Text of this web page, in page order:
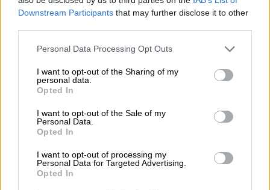
Downstream Participants that may further disclose it to other
Please note that this website/app uses one or more Google
not limited to your visit or usage behaviour. You may click to
grant or deny consent to Google and its third-party tags to
use your data for below specified purposes in below Google
consent section.
Personal Data Processing Opt Outs
I want to opt-out of the Sharing of my
personal data.
Opted In
I want to opt-out of the Sale of my
Personal Data.
Opted In
I want to opt-out of processing my
Personal Data for Targeted Advertising.
Opted In
Προτείνωτηναπαλλαγή και των δύο, της
Ελένης Τουλουπάκη για το αδίκημα της
κατάχρησης εξουσίας και του Δημήτρη
ίδιο αδίκημα». Κατά την εισαγγελέα «η
αναφοράτων τριών βουλευτών του ΠΑΣΟΚ
κατά του τότε υπουργού Υγείας Παναγιώτη
Κουρουμπλή ήταν
επιδεχόταν ποινική αξιολόγηση. Ούτε για
ζημιά του Δημοσίου μπορεί να γίνει λόγος,
αφού είχε τεθεί δικλείδα ασφαλείας, για